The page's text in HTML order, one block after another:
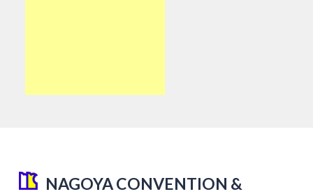
NAGOYA CONVENTION &